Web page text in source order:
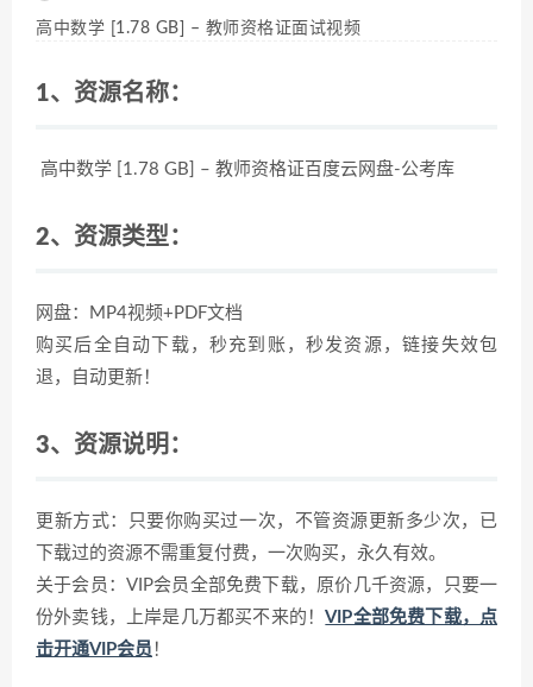
高中数学 [1.78 GB] – 教师资格证面试视频
1、资源名称：
高中数学 [1.78 GB] – 教师资格证百度云网盘-公考库
2、资源类型：
网盘：MP4视频+PDF文档
购买后全自动下载，秒充到账，秒发资源，链接失效包
退，自动更新！
3、资源说明：
更新方式：只要你购买过一次，不管资源更新多少次，已
下载过的资源不需重复付费，一次购买，永久有效。
关于会员：VIP会员全部免费下载，原价几千资源，只要一
份外卖钱，上岸是几万都买不来的！VIP全部免费下载，点
击开通VIP会员 ！